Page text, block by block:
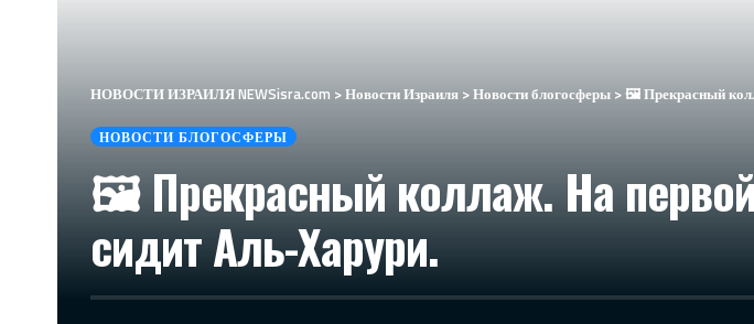
НОВОСТИ ИЗРАИЛЯ NEWSisra.com >Новости Израиля >Новости блогосферы >🖼 Прекрасный
НОВОСТИ БЛОГОСФЕРЫ
🖼 Прекрасный коллаж. На
сидит Аль-Харури.